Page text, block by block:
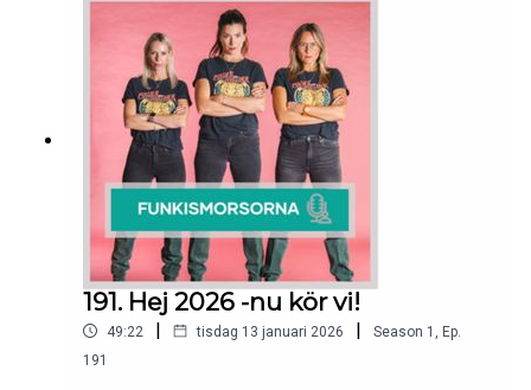
191. Hej 2026 -nu kör vi!
49:22 | tisdag 13 januari 2026 | Season 1
Ep.
191